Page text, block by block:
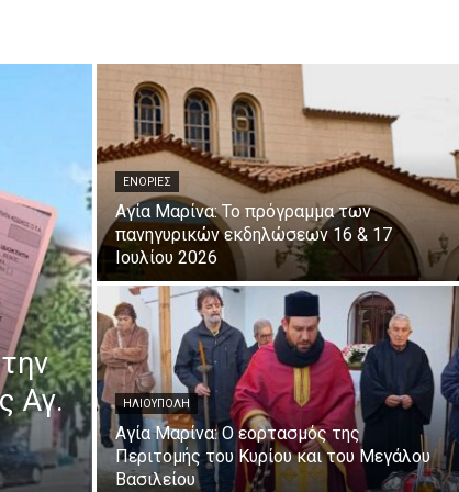
Αγ.
ΕΝΟΡΙΕΣ
Αγία Μαρίνα: Το πρόγραμμα των
πανηγυρικών εκδηλώσεων 16 & 17
Ιουλίου 2026
ΗΛΙΟΥΠΟΛΗ
Αγία Μαρίνα: Ο εορτασμός της
Περιτομής του Κυρίου και του Μεγάλου
Βασιλείου